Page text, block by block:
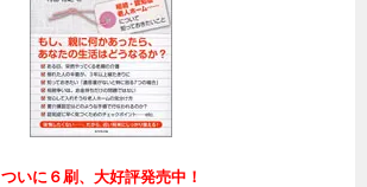
ついに６刷、大好評発売中！